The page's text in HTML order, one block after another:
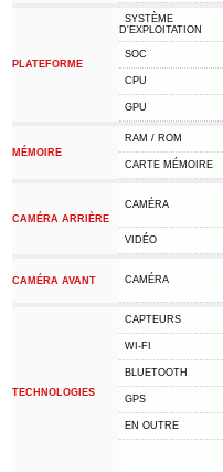
PLATEFORME
SYSTÈME
D'EXPLOITATION
SOC
CPU
GPU
MÉMOIRE
RAM / ROM
CARTE MÉMOIRE
CAMÉRA ARRIÈRE
CAMÉRA
VIDÉO
CAMÉRA AVANT CAMÉRA
TECHNOLOGIES
CAPTEURS
WI-FI
BLUETOOTH
GPS
EN OUTRE